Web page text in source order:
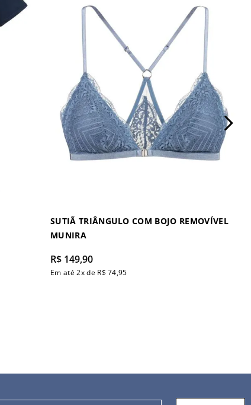
SUTIÃ TRIÂNGULO COM BOJO REMOVÍVEL
MUNIRA
R$ 149,90
Em até2x de R$ 74,95